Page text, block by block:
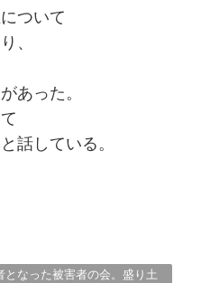
ついて
、
あった。
話している。
なった被害者の会。盛り土